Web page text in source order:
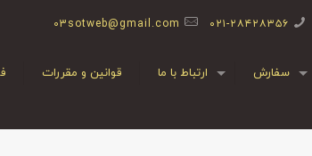
۰۲۱-۲۸۴۲۸۳۵۶ 03sotweb@gmail.com
سفارش ارتباط با ما قوانین و مقررات